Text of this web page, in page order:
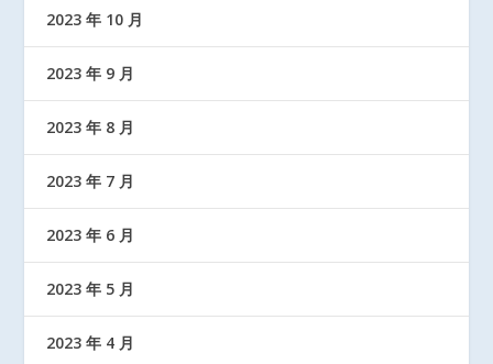
2023 年 10 月
2023 年 9 月
2023 年 8 月
2023 年 7 月
2023 年 6 月
2023 年 5 月
2023 年 4 月